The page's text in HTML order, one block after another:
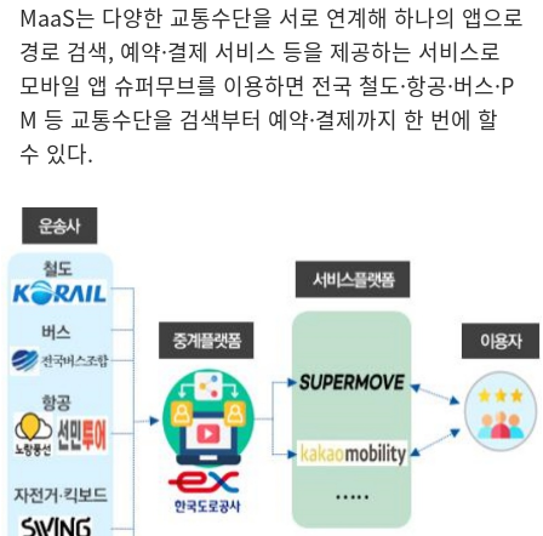
MaaS는 다양한 교통수단을 서로 연계해 하나의 앱으로
경로 검색, 예약·결제 서비스 등을 제공하는 서비스로
모바일 앱 슈퍼무브를 이용하면 전국 철도·항공·버스·P
M 등 교통수단을 검색부터 예약·결제까지 한 번에 할
수 있다.